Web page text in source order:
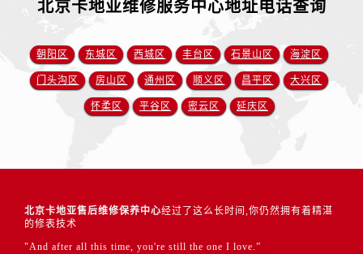
北京卡地亚维修服务中心地址电话查询
朝阳区 东城区 西城区 丰台区 石景山区 海淀区
门头沟区 房山区 通州区 顺义区 昌平区 大兴区
怀柔区 平谷区 密云区 延庆区
北京卡地亚售后维修保养中心经过了这么长时间,你仍然拥有着精湛
的修表技术
"And after all this time, you're still the one I love.”